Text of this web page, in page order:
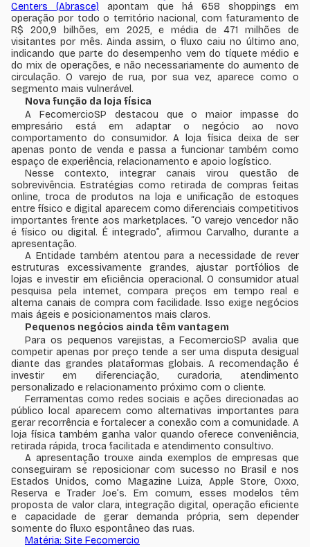
Centers (Abrasce) apontam que há 658 shoppings em
operação por todo o território nacional, com faturamento de
R$ 200,9 bilhões, em 2025, e média de 471 milhões de
visitantes por mês. Ainda assim, o fluxo caiu no último ano,
indicando que parte do desempenho vem do tíquete médio e
do mix de operações, e não necessariamente do aumento de
circulação. O varejo de rua, por sua vez, aparece como o
segmento mais vulnerável.
Nova função da loja física
A FecomercioSP destacou que o maior impasse do
empresário está em adaptar o negócio ao novo
comportamento do consumidor. A loja física deixa de ser
apenas ponto de venda e passa a funcionar também como
espaço de experiência, relacionamento e apoio logístico.
Nesse contexto, integrar canais virou questão de
sobrevivência. Estratégias como retirada de compras feitas
online, troca de produtos na loja e unificação de estoques
entre físico e digital aparecem como diferenciais competitivos
importantes frente aos marketplaces. “O varejo vencedor não
é físico ou digital. É integrado”, afirmou Carvalho, durante a
apresentação.
A Entidade também atentou para a necessidade de rever
estruturas excessivamente grandes, ajustar portfólios de
lojas e investir em eficiência operacional. O consumidor atual
pesquisa pela internet, compara preços em tempo real e
alterna canais de compra com facilidade. Isso exige negócios
mais ágeis e posicionamentos mais claros.
Pequenos negócios ainda têm vantagem
Para os pequenos varejistas, a FecomercioSP avalia que
competir apenas por preço tende a ser uma disputa desigual
diante das grandes plataformas globais. A recomendação é
investir em diferenciação, curadoria, atendimento
personalizado e relacionamento próximo com o cliente.
Ferramentas como redes sociais e ações direcionadas ao
público local aparecem como alternativas importantes para
gerar recorrência e fortalecer a conexão com a comunidade. A
loja física também ganha valor quando oferece conveniência,
retirada rápida, troca facilitada e atendimento consultivo.
A apresentação trouxe ainda exemplos de empresas que
conseguiram se reposicionar com sucesso no Brasil e nos
Estados Unidos, como Magazine Luiza, Apple Store, Oxxo,
Reserva e Trader Joe’s. Em comum, esses modelos têm
proposta de valor clara, integração digital, operação eficiente
e capacidade de gerar demanda própria, sem depender
somente do fluxo espontâneo das ruas.
Matéria: Site Fecomercio